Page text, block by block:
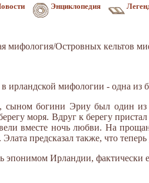
Энциклопедия
мифология/Островных кельтов
ирландской мифологии - одна из
сыном богини Эриу был один
моря. Вдруг к берегу
вместе ночь любви. На
предсказал также, что
эпонимом Ирландии, фактически